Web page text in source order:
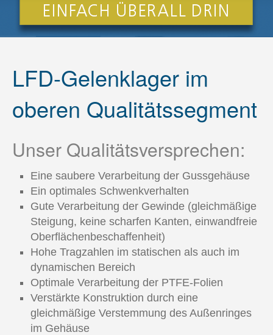
Fördertechnik
Intralogistik/Fördertechnik
Wälzlager-Fachartikel
Gelenklagertechnik
Know-How Gelenklagertechnik
Gelenklager Mountainbikes
Interview
Schleusen Gelenklager
Schranken Gelenklager
Gelenklager weltweit
Sonderlösungen Gelenklagertechnik
---------------------
Mobile Arbeitsmaschinen
Benchmarking Ergebnisse
LFD-Gelenklager im
oberen Qualitätssegment
Unser Qualitätsversprechen:
Eine saubere Verarbeitung der Gussgehäuse
Ein optimales Schwenkverhalten
Gute Verarbeitung der Gewinde (gleichmäßige
Steigung, keine scharfen Kanten, einwandfreie
Oberflächenbeschaffenheit)
Hohe Tragzahlen im statischen als auch im
dynamischen Bereich
Optimale Verarbeitung der PTFE-Folien
Verstärkte Konstruktion durch eine
gleichmäßige Verstemmung des Außenringes
im Gehäuse